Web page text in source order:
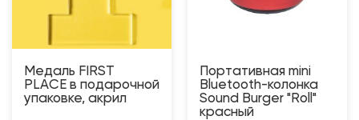
Медаль FIRST
PLACE в подарочной
упаковке, акрил
Портативная mini
Bluetooth-колонка
Sound Burger "Roll"
красный